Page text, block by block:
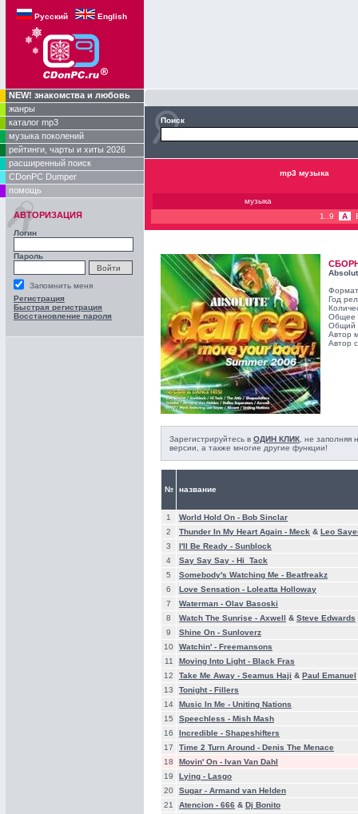
Русский English
NEW! знакомства и любовь
жанры
каталог mp3
музыка поколений
рейтинги, чарты и хиты 2026
расширенный поиск
CDonPC Dumper
помощь
АВТОРИЗАЦИЯ
Логин
Пароль
Запомнить меня
Регистрация
Быстрая регистрация
Восстановление пароля
Поиск
mp3 музыка
музыка
1..9
A
Год
Общее
Общий
Автор
Автор
Зарегистрируйтесь в ОДИН КЛИК , не
версии, а также многие другие функции!
№ название
1 World Hold On - Bob Sinclar
2
Thunder In My Heart Again - Meck & Leo
3
I'll Be Ready - Sunblock
4
Say Say Say - Hi_Tack
5
Somebody's Watching Me - Beatfreakz
6
Love Sensation - Loleatta Holloway
7
Waterman - Olav Basoski
8
Watch The Sunrise - Axwell & Steve Edwards
9
Shine On - Sunloverz
10
Watchin' - Freemansons
11
Moving Into Light - Black Fras
12
Take Me Away - Seamus Haji & Paul Emanuel
13
Tonight - Fillers
14
Music In Me - Uniting Nations
15
Speechless - Mish Mash
16
Incredible - Shapeshifters
17
Time 2 Turn Around - Denis The Menace
18
Movin' On - Ivan Van Dahl
19
Lying - Lasgo
20
Sugar - Armand van Helden
21
Atencion - 666 & Dj Bonito